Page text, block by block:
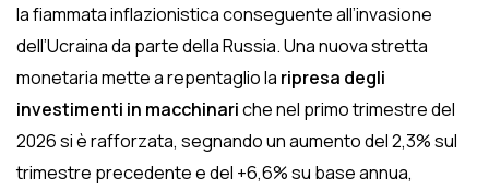
la fiammata inflazionistica conseguente all’invasione
dell’Ucraina da parte della Russia. Una nuova stretta
monetaria mette a repentaglio la ripresa degli
investimenti in macchinariche nel primo trimestre del
2026 si è rafforzata, segnando un aumento del 2,3% sul
trimestre precedente e del +6,6% su base annua,